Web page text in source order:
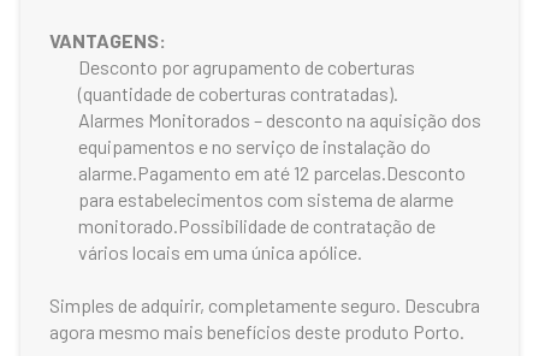
VANTAGENS:
Desconto por agrupamento de coberturas
(quantidade de coberturas contratadas).
Alarmes Monitorados – desconto na aquisição dos
equipamentos e no serviço de instalação do
alarme.Pagamento em até 12 parcelas.Desconto
para estabelecimentos com sistema de alarme
monitorado.Possibilidade de contratação de
vários locais em uma única apólice.
Simples de adquirir, completamente seguro. Descubra
agora mesmo mais benefícios deste produto Porto.